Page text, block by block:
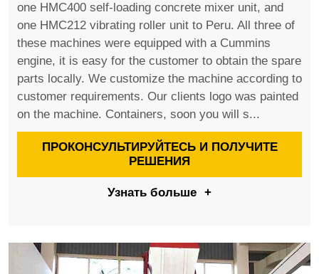
one HMC400 self-loading concrete mixer unit, and
one HMC212 vibrating roller unit to Peru. All three of
these machines were equipped with a Cummins
engine, it is easy for the customer to obtain the spare
parts locally. We customize the machine according to
customer requirements. Our clients logo was painted
on the machine. Containers, soon you will s...
ПРОКОНСУЛЬТИРУЙТЕСЬ И ПОЛУЧИТЕ
РЕШЕНИЯ
Узнать больше +